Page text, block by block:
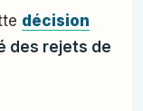
décision
des rejets de